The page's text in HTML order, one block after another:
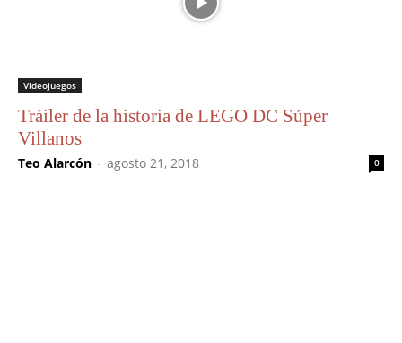
Videojuegos
Tráiler de la historia de LEGO DC Súper
Villanos
Teo Alarcón - agosto 21, 2018 0